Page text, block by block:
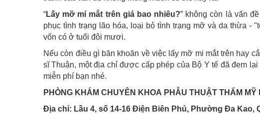
“Lấy mỡ mí mắt trên giá bao nhiêu?” không còn là vấn
phục tình trạng lão hóa, loại bỏ tình trạng mỡ và da thừa -
vốn có ở tuổi đôi mươi.
Nếu còn điều gì băn khoăn về việc lấy mỡ mi mắt trên hay
sĩ Thuận, một địa chỉ được cấp phép của Bộ Y tế đã đem
miễn phí bạn nhé.
PHÒNG KHÁM CHUYÊN KHOA PHẪU THUẬT THẨM MỸ
Địa chỉ: Lầu 4, số 14-16 Điện Biên Phủ, Phường Đa Kao,